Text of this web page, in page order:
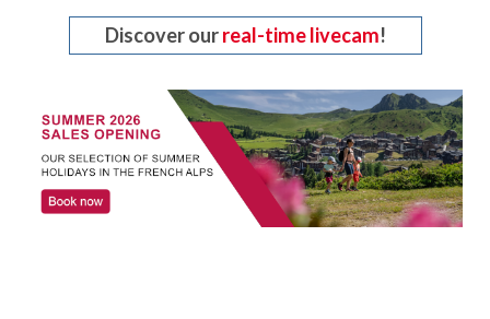
Discover ourreal-time livecam!